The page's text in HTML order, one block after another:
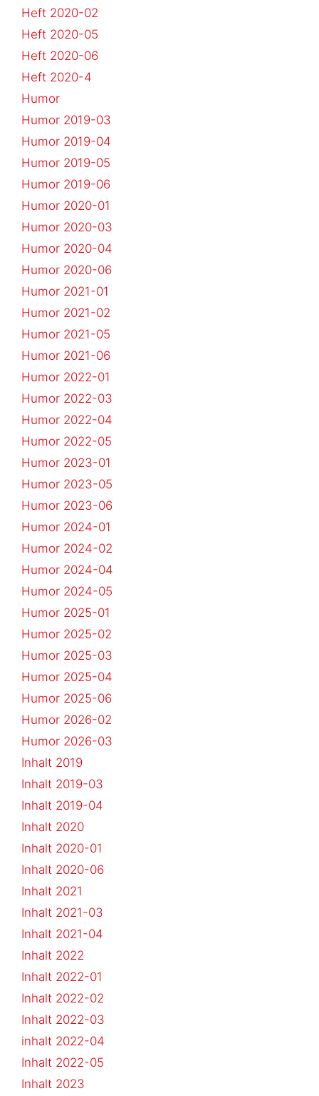
Heft 2020-02
Heft 2020-05
Heft 2020-06
Heft 2020-4
Humor
Humor 2019-03
Humor 2019-04
Humor 2019-05
Humor 2019-06
Humor 2020-01
Humor 2020-03
Humor 2020-04
Humor 2020-06
Humor 2021-01
Humor 2021-02
Humor 2021-05
Humor 2021-06
Humor 2022-01
Humor 2022-03
Humor 2022-04
Humor 2022-05
Humor 2023-01
Humor 2023-05
Humor 2023-06
Humor 2024-01
Humor 2024-02
Humor 2024-04
Humor 2024-05
Humor 2025-01
Humor 2025-02
Humor 2025-03
Humor 2025-04
Humor 2025-06
Humor 2026-02
Humor 2026-03
Inhalt 2019
Inhalt 2019-03
Inhalt 2019-04
Inhalt 2020
Inhalt 2020-01
Inhalt 2020-06
Inhalt 2021
Inhalt 2021-03
Inhalt 2021-04
Inhalt 2022
Inhalt 2022-01
Inhalt 2022-02
Inhalt 2022-03
inhalt 2022-04
Inhalt 2022-05
Inhalt 2023